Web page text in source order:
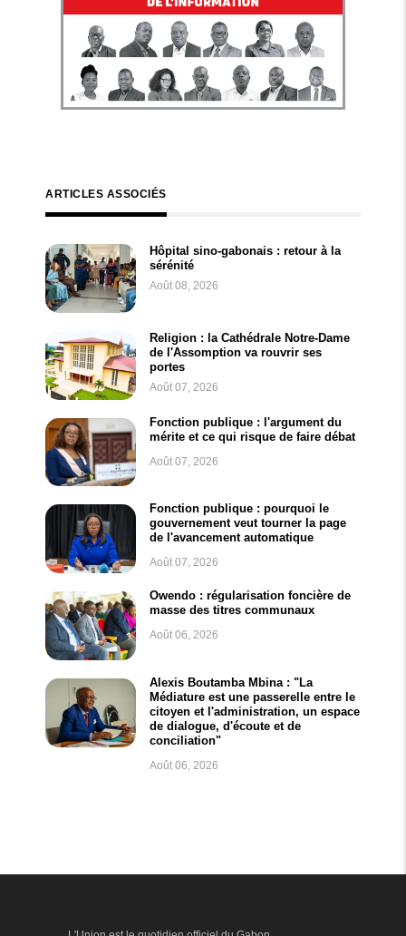
ARTICLES ASSOCIÉS
Hôpital sino-gabonais : retour à la
sérénité
Août 08, 2026
Religion : la Cathédrale Notre-Dame
de l'Assomption va rouvrir ses
portes
Août 07, 2026
Fonction publique : l'argument du
mérite et ce qui risque de faire débat
Août 07, 2026
Fonction publique : pourquoi le
gouvernement veut tourner la page
de l'avancement automatique
Août 07, 2026
Owendo : régularisation foncière de
masse des titres communaux
Août 06, 2026
Alexis Boutamba Mbina : "La
Médiature est une passerelle entre le
citoyen et l'administration, un espace
de dialogue, d'écoute et de
conciliation"
Août 06, 2026